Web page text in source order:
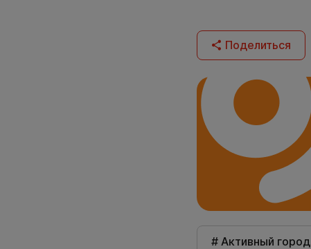
Поделиться
# Активный город